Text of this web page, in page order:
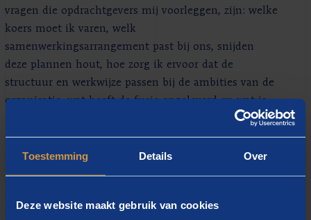
Toestemming Details Over
Deze website maakt gebruik van cookies
vragen die opdrachtgevers mij voorleggen, zijn: welke
koers moet ik varen, welk
samenwerkingsarrangement past bij ons, snijden
deze plannen hout, hoe zorg ik ervoor dat de
structuur en werkwijze passen bij de ambities van de
organisatie, wat heeft de fusie opgeleverd en wat is
de haalbaarheid van een nieuw (cultureel) concept?
Op basis van mijn onderzoeken kunnen bestuurders
en directies gefundeerd besluiten nemen.
Ik voel mij als een vis in het water in situaties waar